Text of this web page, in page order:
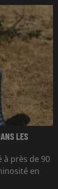
LES
à près de 90
en